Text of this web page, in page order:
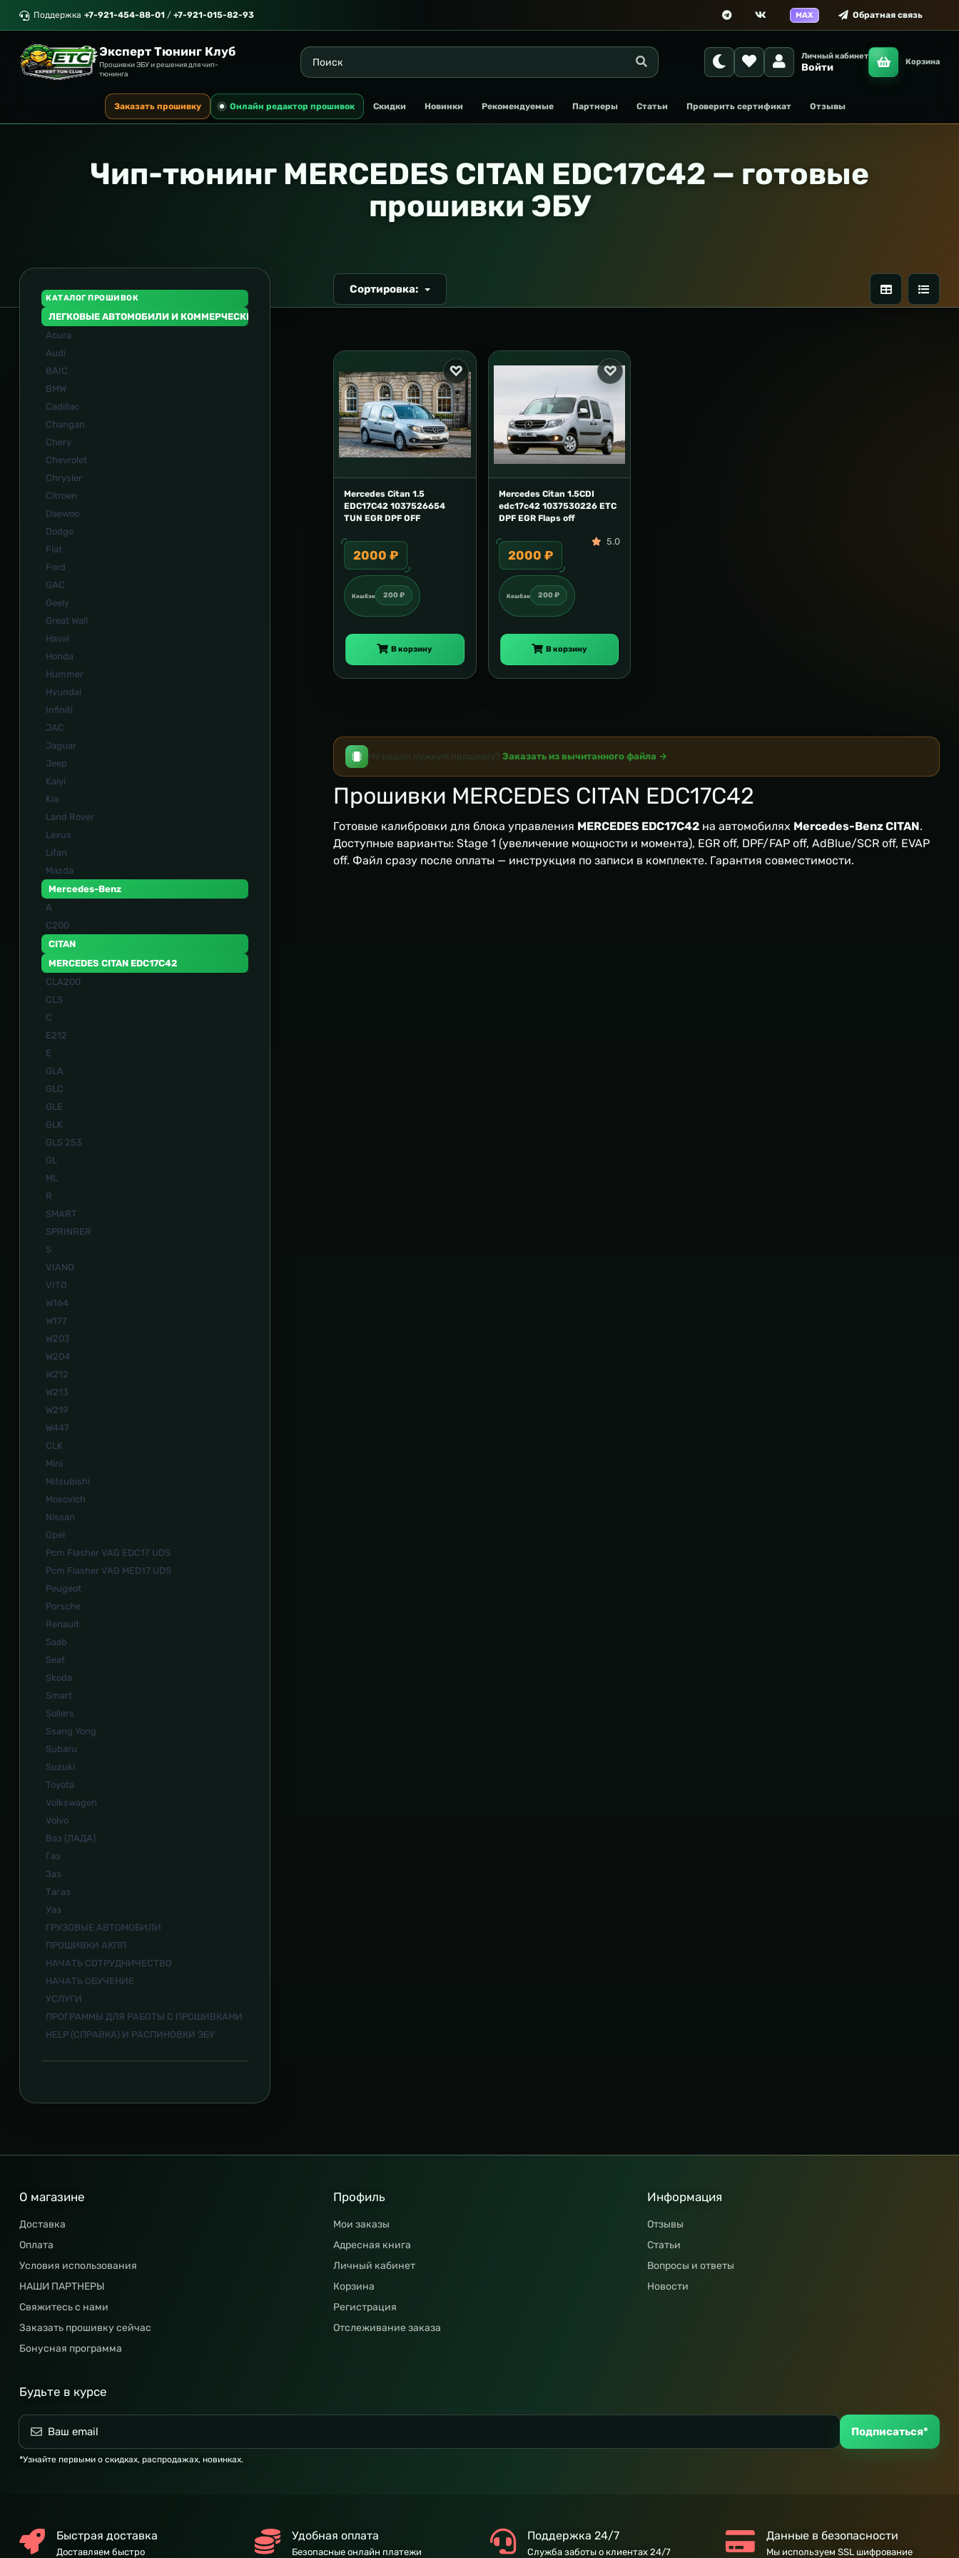
Поддержка +7-921-454-88-01 / +7-921-015-82-93 MAX Обратная связь
Эксперт Тюнинг Клуб
Прошивки ЭБУ и решения для чип-
тюнинга
Личный кабинет
Войти Корзина
Заказать прошивку Онлайн редактор прошивок Скидки Новинки Рекомендуемые Партнеры Статьи Проверить сертификат Отзывы
Чип-тюнинг MERCEDES CITAN EDC17C42 — готовые
прошивки ЭБУ
КАТАЛОГ ПРОШИВОК
ЛЕГКОВЫЕ АВТОМОБИЛИ И КОММЕРЧЕСКИЙ ТРАНСПОРТ
Acura
Audi
BAIC
BMW
Cadillac
Changan
Chery
Chevrolet
Chrysler
Citroen
Daewoo
Dodge
Fiat
Ford
GAC
Geely
Great Wall
Haval
Honda
Hummer
Hyundai
Infiniti
JAC
Jaguar
Jeep
Kaiyi
Kia
Land Rover
Lexus
Lifan
Mazda
Mercedes-Benz
A
C200
CITAN
MERCEDES CITAN EDC17C42
CLA200
CLS
C
E212
E
GLA
GLC
GLE
GLK
GLS 253
GL
ML
R
SMART
SPRINRER
S
VIANO
VITO
W164
W177
W203
W204
W212
W213
W219
W447
СLK
Mini
Mitsubishi
Moscvich
Nissan
Opel
Pcm Flasher VAG EDC17 UDS
Pcm Flasher VAG MED17 UDS
Peugeot
Porsche
Renault
Saab
Seat
Skoda
Smart
Sollers
Ssang Yong
Subaru
Suzuki
Toyota
Volkswagen
Volvo
Ваз (ЛАДА)
Газ
Заз
Тагаз
Уаз
ГРУЗОВЫЕ АВТОМОБИЛИ
ПРОШИВКИ АКПП
НАЧАТЬ СОТРУДНИЧЕСТВО
НАЧАТЬ ОБУЧЕНИЕ
УСЛУГИ
ПРОГРАММЫ ДЛЯ РАБОТЫ С ПРОШИВКАМИ
HELP (СПРАВКА) И РАСПИНОВКИ ЭБУ
Сортировка:
Mercedes Citan 1.5
EDC17C42 1037526654
TUN EGR DPF OFF
2000 ₽
Кешбэк 200 ₽
В корзину
Mercedes Citan 1.5CDI
edc17c42 1037530226 ETC
DPF EGR Flaps off
2000 ₽
5.0
Кешбэк 200 ₽
В корзину
Не нашли нужную прошивку? Заказать из вычитанного файла →
Прошивки MERCEDES CITAN EDC17C42
Готовые калибровки для блока управления MERCEDES EDC17C42 на автомобилях Mercedes-Benz CITAN.
Доступные варианты: Stage 1 (увеличение мощности и момента), EGR off, DPF/FAP off, AdBlue/SCR off, EVAP
off. Файл сразу после оплаты — инструкция по записи в комплекте. Гарантия совместимости.
О магазине
Доставка
Оплата
Условия использования
НАШИ ПАРТНЕРЫ
Свяжитесь с нами
Заказать прошивку сейчас
Бонусная программа
Профиль
Мои заказы
Адресная книга
Личный кабинет
Корзина
Регистрация
Отслеживание заказа
Информация
Отзывы
Статьи
Вопросы и ответы
Новости
Будьте в курсе
Подписаться*
*Узнайте первыми о скидках, распродажах, новинках.
Быстрая доставка
Доставляем быстро
Удобная оплата
Безопасные онлайн платежи
Поддержка 24/7
Служба заботы о клиентах 24/7
Данные в безопасности
Мы используем SSL шифрование